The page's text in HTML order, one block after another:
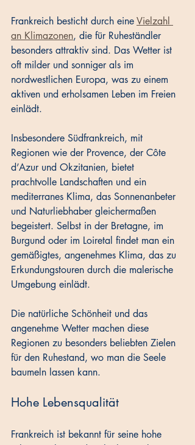
Frankreich besticht durch eine Vielzahl
an Klimazonen, die für Ruheständler
besonders attraktiv sind. Das Wetter ist
oft milder und sonniger als im
nordwestlichen Europa, was zu einem
aktiven und erholsamen Leben im Freien
einlädt.
Insbesondere Südfrankreich, mit
Regionen wie der Provence, der Côte
d’Azur und Okzitanien, bietet
prachtvolle Landschaften und ein
mediterranes Klima, das Sonnenanbeter
und Naturliebhaber gleichermaßen
begeistert. Selbst in der Bretagne, im
Burgund oder im Loiretal findet man ein
gemäßigtes, angenehmes Klima, das zu
Erkundungstouren durch die malerische
Umgebung einlädt.
Die natürliche Schönheit und das
angenehme Wetter machen diese
Regionen zu besonders beliebten Zielen
für den Ruhestand, wo man die Seele
baumeln lassen kann.
Hohe Lebensqualität
Frankreich ist bekannt für seine hohe